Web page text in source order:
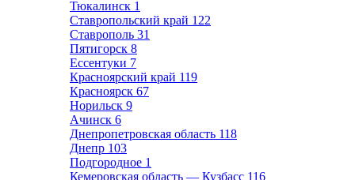
Тюкалинск 1
Ставропольский край 122
Ставрополь 31
Пятигорск 8
Ессентуки 7
Красноярский край 119
Красноярск 67
Норильск 9
Ачинск 6
Днепропетровская область 118
Днепр 103
Подгородное 1
Кемеровская область — Кузбасс 116